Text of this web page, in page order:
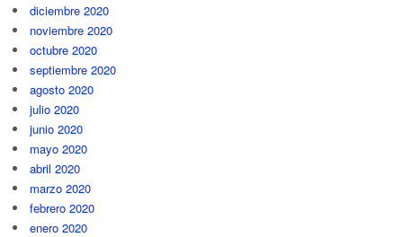
diciembre 2020
noviembre 2020
octubre 2020
septiembre 2020
agosto 2020
julio 2020
junio 2020
mayo 2020
abril 2020
marzo 2020
febrero 2020
enero 2020